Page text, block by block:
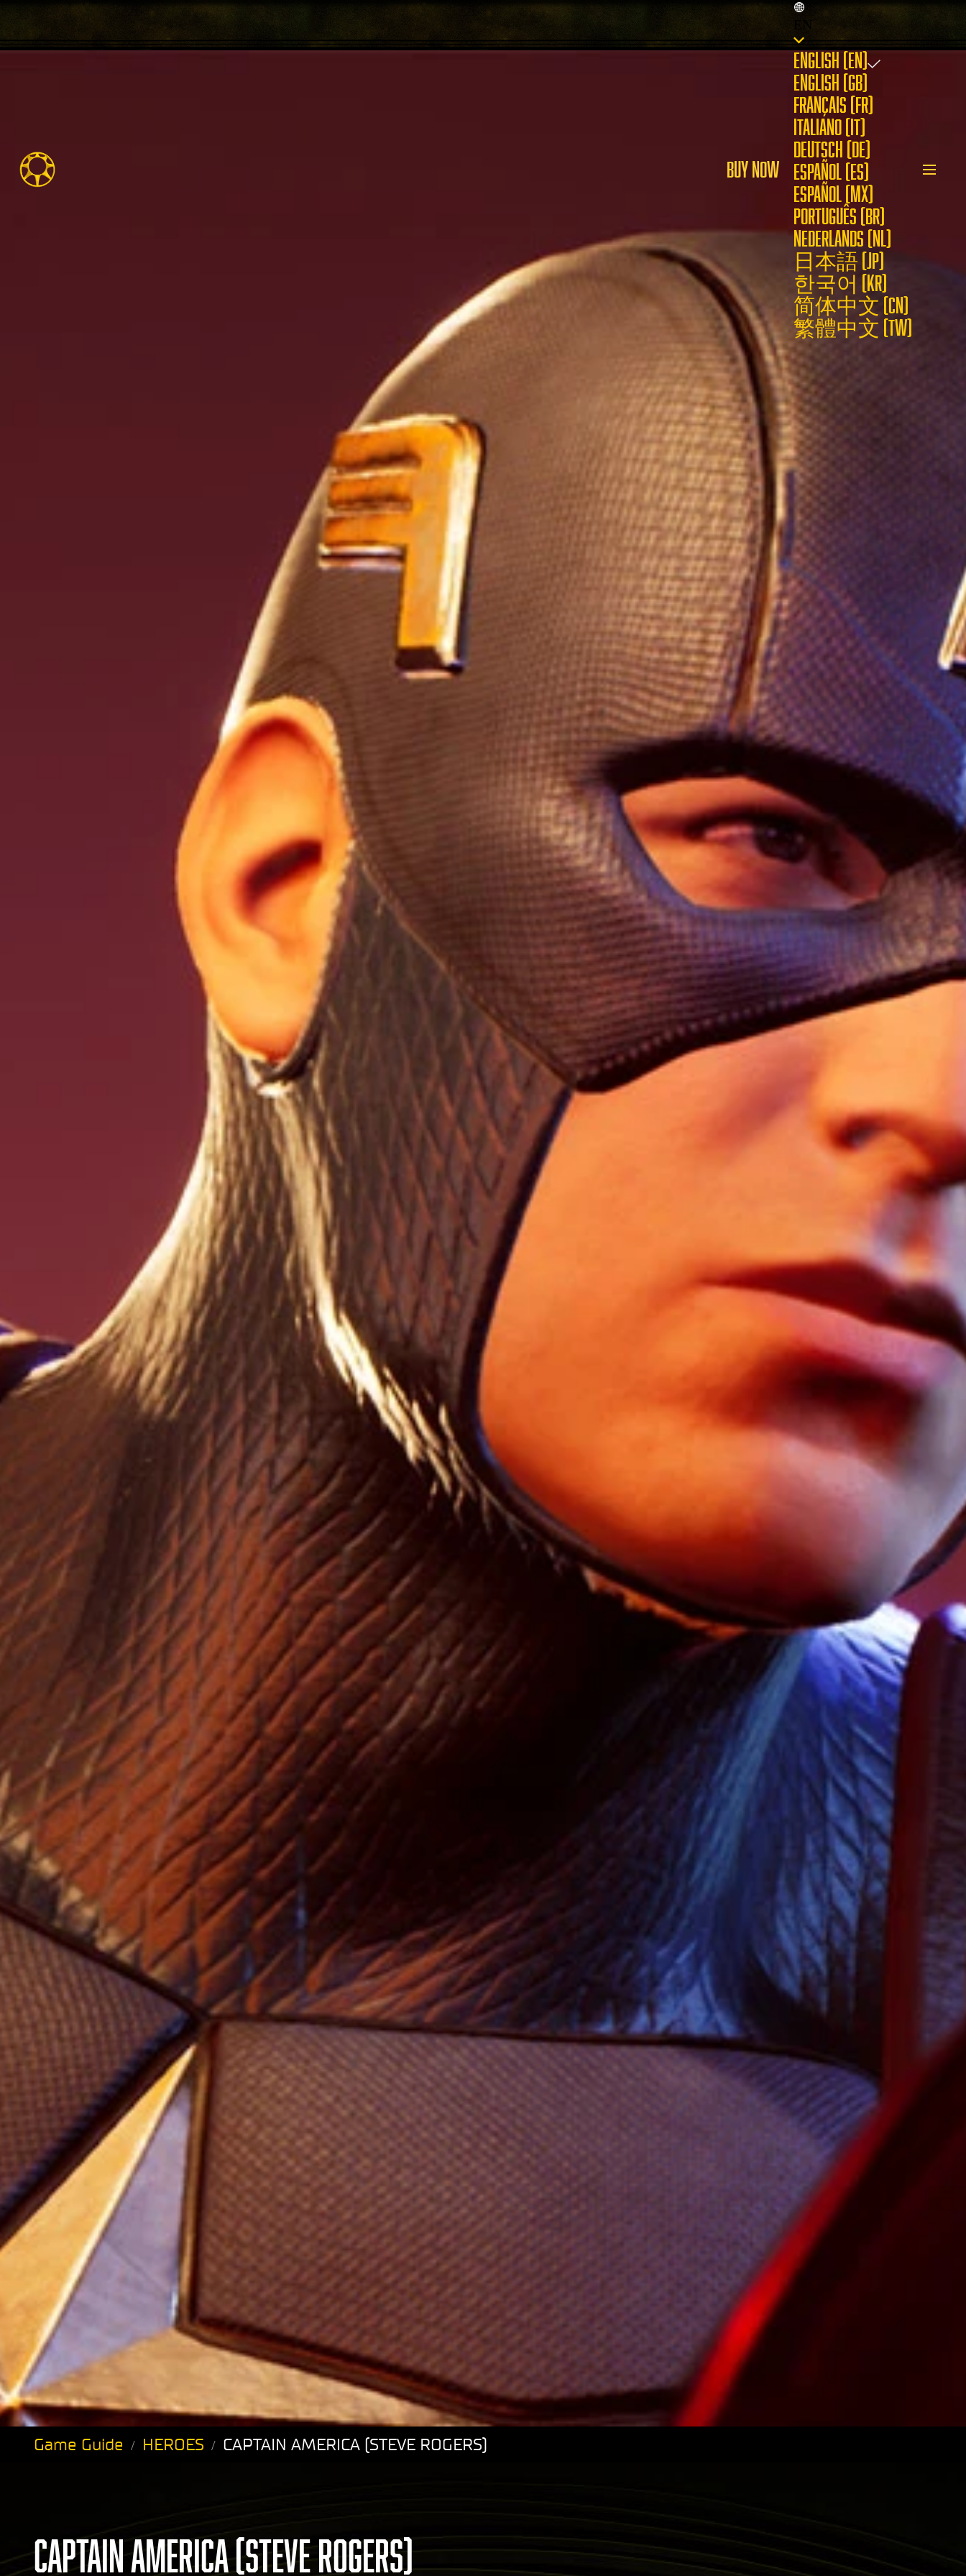
BUY NOW
EN
ENGLISH (EN)
ENGLISH (GB)
FRANÇAIS (FR)
ITALIANO (IT)
DEUTSCH (DE)
ESPAÑOL (ES)
ESPAÑOL (MX)
PORTUGUÊS (BR)
NEDERLANDS (NL)
日本語 (JP)
한국어 (KR)
简体中文 (CN)
繁體中文 (TW)
Game Guide HEROES CAPTAIN AMERICA (STEVE ROGERS)
CAPTAIN AMERICA (STEVE ROGERS)